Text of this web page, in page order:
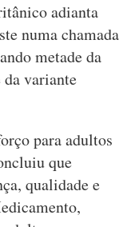
adianta
numa chamada
metade da
variante
para adultos
que
qualidade e